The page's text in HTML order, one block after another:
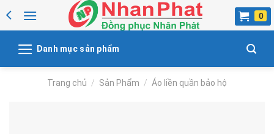
to
Danh mục sản phẩm
Trang chủ / Sản Phẩm / Áo liền quần bảo hộ